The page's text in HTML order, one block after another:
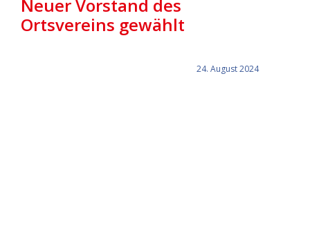
Neuer Vorstand des
Ortsvereins gewählt
24. August 2024